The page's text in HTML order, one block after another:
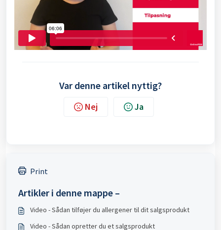
Var denne artikel nyttig?
Nej Ja
Print
Artikler i denne mappe –
Video - Sådan tilføjer du allergener til dit salgsprodukt
Video - Sådan opretter du et salgsprodukt